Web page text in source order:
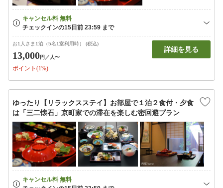
お1人さま1泊（5名1室利用時） (税込)
13,000円 ／人〜
ポイント(1%)
詳細を見る
ゆったり【リラックスステイ】お部屋で１泊２食付・夕食
は「三二懐石」京町家での滞在を楽しむ密回避プラン